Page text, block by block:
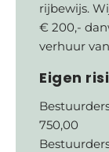
rijbewijs.
€ 200,-
verhuur
Eigen
750,00